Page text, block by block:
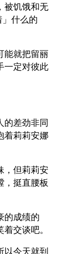
被饥饿和无
什么的
能就把留丽
一定对彼此
的差劲非同
着莉莉安娜
，但莉莉安
，挺直腰板
的成绩的
交谈吧。
以今天就到